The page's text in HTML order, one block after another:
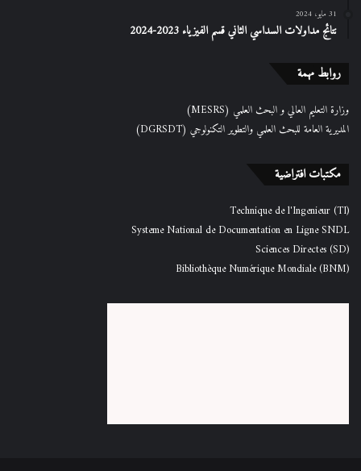
31 مايو، 2024
نتائج مداولات السداسي الثاني قسم الفيزياء 2023-2024
روابط مهمة
وزارة التعليم العالي و البحث العلمي (MESRS)
المديرية العامة للبحث العلمي والتطوير التكنولوجي (DGRSDT)
مكتبات افتراضية
Technique de l'Ingenieur (TI)
Systeme National de Documentation en Ligne SNDL
Sciences Directes (SD)
Bibliothèque Numérique Mondiale (BNM)